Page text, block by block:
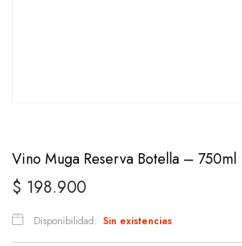
Vino Muga Reserva Botella – 750ml
$ 198.900
Disponibilidad: Sin existencias